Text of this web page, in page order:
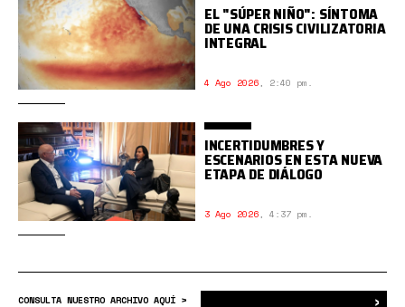
EL "SÚPER NIÑO": SÍNTOMA
DE UNA CRISIS CIVILIZATORIA
INTEGRAL
4 Ago 2026, 2:40 pm.
INCERTIDUMBRES Y
ESCENARIOS EN ESTA NUEVA
ETAPA DE DIÁLOGO
3 Ago 2026, 4:37 pm.
CONSULTA NUESTRO ARCHIVO AQUÍ > ›